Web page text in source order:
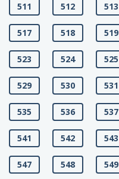
511 512 513
517 518 519
523 524 525
529 530 531
535 536 537
541 542 543
547 548 549